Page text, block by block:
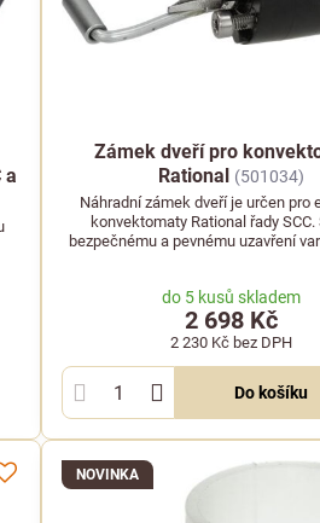
a
Zámek dveří pro
Rational (501034)
Náhradní zámek dveří je určen pro
konvektomaty Rational řady SCC.
bezpečnému a pevnému uzavření
do 5 kusů skladem
2 698 Kč
2 230 Kč bez DPH
Do košíku
NOVINKA